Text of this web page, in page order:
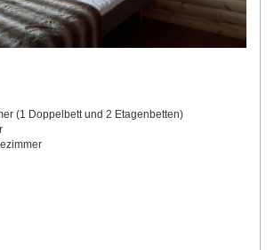
(1 Doppelbett und 2 Etagenbetten)